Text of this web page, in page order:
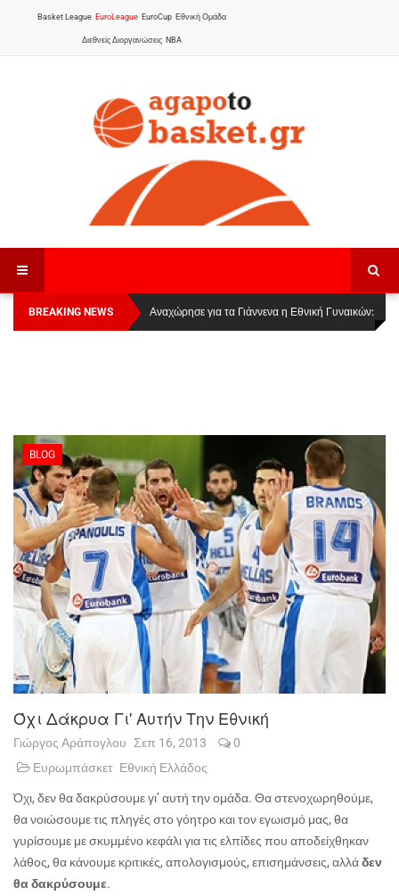
Basket League EuroLeague EuroCup Εθνική Ομάδα
Διεθνείς Διοργανώσεις NBA
BREAKING NEWS
Οι Πάνθηρες Καβάλας στην Women Basketball
League 1
Αναχώρησε για τα Γιάννενα η Εθνική Γυναικών:
BLOG
Όχι Δάκρυα Γι' Αυτήν Την Εθνική
Γιώργος Αράπογλου Σεπ 16, 2013
0
Ευρωμπάσκετ Εθνική Ελλάδος
Όχι, δεν θα δακρύσουμε γι’ αυτή την ομάδα. Θα στενοχωρηθούμε,
θα νοιώσουμε τις πληγές στο γόητρο και τον εγωισμό μας, θα
γυρίσουμε με σκυμμένο κεφάλι για τις ελπίδες που αποδείχθηκαν
λάθος, θα κάνουμε κριτικές, απολογισμούς, επισημάνσεις, αλλάδεν
θα δακρύσουμε.